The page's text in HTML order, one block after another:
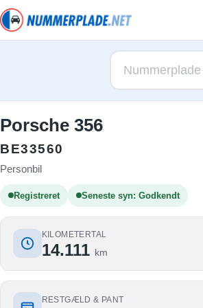
Porsche 356
BE33560
Personbil
Registreret Seneste syn: Godkendt
KILOMETERTAL
14.111 km
RESTGÆLD & PANT